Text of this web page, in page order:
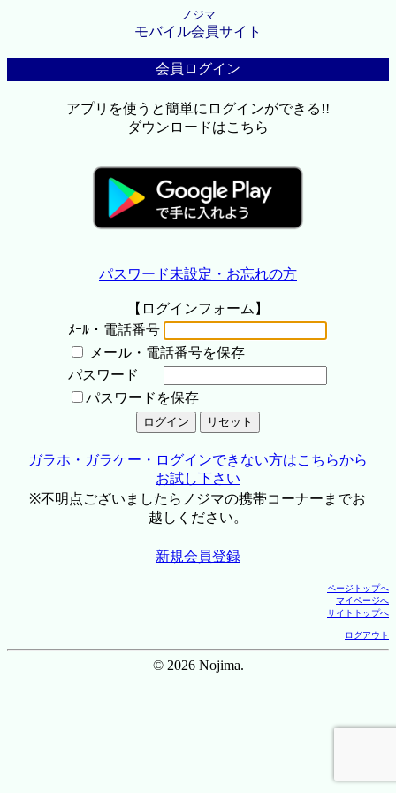
ノジマ
モバイル会員サイト
会員ログイン
アプリを使うと簡単にログインができる!!
ダウンロードはこちら
パスワード未設定・お忘れの方
【ログインフォーム】
ﾒｰﾙ・電話番号
メール・電話番号を保存
パスワード
パスワードを保存
ガラホ・ガラケー・ログインできない方はこちらから
お試し下さい
※不明点ございましたらノジマの携帯コーナーまでお
越しください。
新規会員登録
ページトップへ
マイページへ
サイトトップへ
ログアウト
© 2026 Nojima.